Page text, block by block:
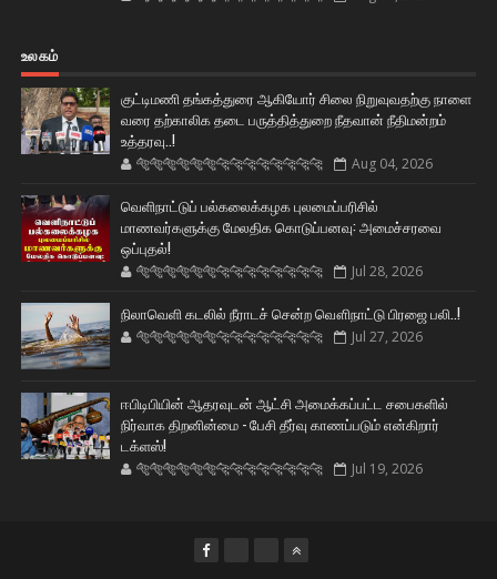
உலகம்
குட்டிமணி தங்கத்துரை ஆகியோர் சிலை நிறுவுவதற்கு நாளை
வரை தற்காலிக தடை பருத்தித்துறை நீதவான் நீதிமன்றம்
உத்தரவு..!
🐅🐅🐅🐅🐅🐅🐆🐆🐆🐆🐆🐆🐆🐆 Aug 04, 2026
வெளிநாட்டுப் பல்கலைக்கழக புலமைப்பரிசில்
மாணவர்களுக்கு மேலதிக கொடுப்பனவு: அமைச்சரவை
ஒப்புதல்!
🐅🐅🐅🐅🐅🐅🐆🐆🐆🐆🐆🐆🐆🐆 Jul 28, 2026
நிலாவெளி கடலில் நீராடச் சென்ற வௌிநாட்டு பிரஜை பலி..!
🐅🐅🐅🐅🐅🐅🐆🐆🐆🐆🐆🐆🐆🐆 Jul 27, 2026
ஈபிடிபியின் ஆதரவுடன் ஆட்சி அமைக்கப்பட்ட சபைகளில்
நிர்வாக திறனின்மை - பேசி தீர்வு காணப்படும் என்கிறார்
டக்ளஸ்!
🐅🐅🐅🐅🐅🐅🐆🐆🐆🐆🐆🐆🐆🐆 Jul 19, 2026